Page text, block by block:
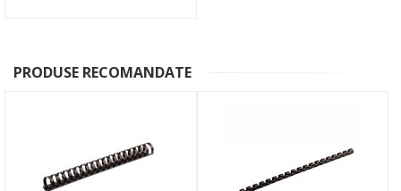
PRODUSE RECOMANDATE